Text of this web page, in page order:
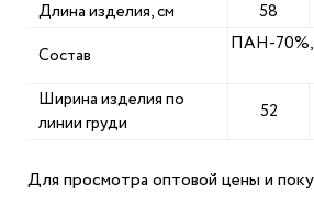
Для просмотра оптовой цены и
Длина изделия, см
58
Состав
ПАН-
Ширина изделия по
линии груди
52